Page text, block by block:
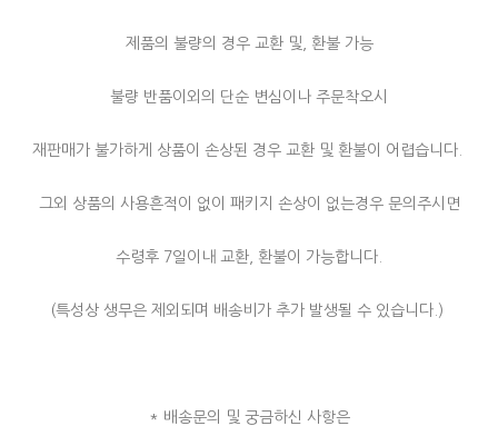
제품의 불량의 경우 교환 및, 환불 가능
불량 반품이외의 단순 변심이나 주문착오시
재판매가 불가하게 상품이 손상된 경우 교환 및 환불이 어렵습니다.
그외 상품의 사용흔적이 없이 패키지 손상이 없는경우 문의주시면
수령후 7일이내 교환, 환불이 가능합니다.
(특성상 생무은 제외되며 배송비가 추가 발생될 수 있습니다.)
* 배송문의 및 궁금하신 사항은